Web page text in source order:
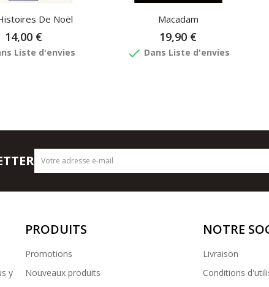
De Noël
14,00 €
Liste d'envies
Macadam
19,90 €
done Dans Liste d'envies
y
PRODUITS
Promotions
Nouveaux produits
NOTRE
Livraison
Conditions